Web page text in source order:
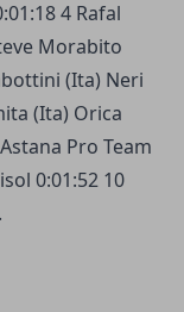
4 Rafal
Morabito
(Ita) Neri
(Ita) Orica
Pro Team
0:01:52 10